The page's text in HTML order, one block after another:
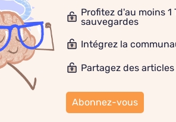
Profitez d'au moins 1
sauvegardes
Intégrez la
Partagez des
Abonnez-vous